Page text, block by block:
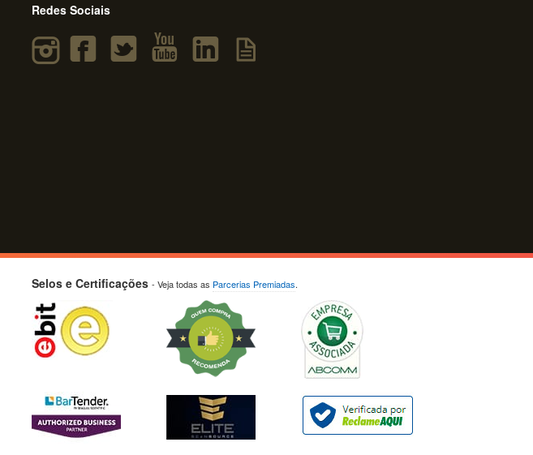
Redes Sociais
Selos e Certificações - Veja todas as Parcerias Premiadas.